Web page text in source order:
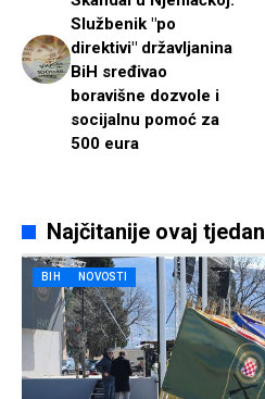
Službenik "po
direktivi" državljanina
BiH sređivao
boravišne dozvole i
socijalnu pomoć za
500 eura
Najčitanije ovaj tjedan
BIH NOVOSTI